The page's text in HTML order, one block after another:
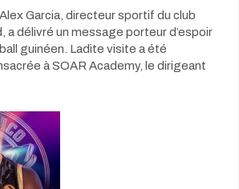
Garcia, directeur sportif du club
a délivré un message porteur d’espoir
guinéen. Ladite visite a été
à SOAR Academy, le dirigeant